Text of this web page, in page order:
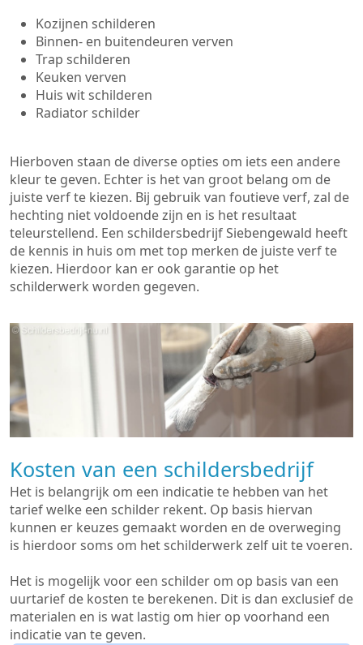
Kozijnen schilderen
Binnen- en buitendeuren verven
Trap schilderen
Keuken verven
Huis wit schilderen
Radiator schilder
Hierboven staan de diverse opties om iets een andere
kleur te geven. Echter is het van groot belang om de
juiste verf te kiezen. Bij gebruik van foutieve verf, zal de
hechting niet voldoende zijn en is het resultaat
teleurstellend. Een schildersbedrijf Siebengewald heeft
de kennis in huis om met top merken de juiste verf te
kiezen. Hierdoor kan er ook garantie op het
schilderwerk worden gegeven.
Kosten van een schildersbedrijf
Het is belangrijk om een indicatie te hebben van het
tarief welke een schilder rekent. Op basis hiervan
kunnen er keuzes gemaakt worden en de overweging
is hierdoor soms om het schilderwerk zelf uit te voeren.
Het is mogelijk voor een schilder om op basis van een
uurtarief de kosten te berekenen. Dit is dan exclusief de
materialen en is wat lastig om hier op voorhand een
indicatie van te geven.